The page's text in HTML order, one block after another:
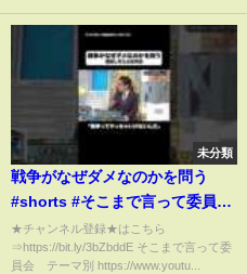
未分類
戦争がなぜダメなのかを問う
#shorts #そこまで言って委員会
NP #歴史 #戦争 #敗戦 #教育
★チャンネル登録★はこちら
⇒https://bit.ly/3bZbddE そこまで言って委
員会 テーマ別 https://www.youtu...